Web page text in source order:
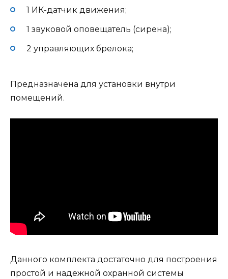
1 ИК-датчик движения;
1 звуковой оповещатель (сирена);
2 управляющих брелока;
Предназначена для установки внутри
помещений.
Данного комплекта достаточно для построения
простой и надежной охранной системы